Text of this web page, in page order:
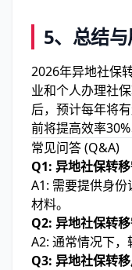
5、总结
2026年异地社保
业和个人办理社
后，预计每年将
前将提高效率30%
常见问答 (Q&A)
Q1: 异地社保转移
A1: 需要提供身
材料。
Q2: 异地社保转移
A2: 通常情况下，
Q3: 异地社保转